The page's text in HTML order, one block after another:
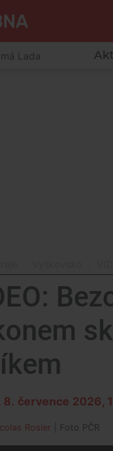
Lada
8. července 2026,
Rosier | Foto PČR